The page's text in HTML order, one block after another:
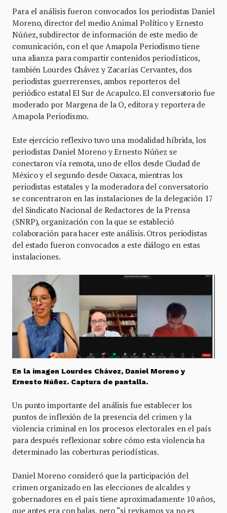
Para el análisis fueron convocados los periodistas Daniel
Moreno, director del medio Animal Político y Ernesto
Núñez, subdirector de información de este medio de
comunicación, con el que Amapola Periodismo tiene
una alianza para compartir contenidos periodísticos,
también Lourdes Chávez y Zacarías Cervantes, dos
periodistas guerrerenses, ambos reporteros del
periódico estatal El Sur de Acapulco. El conversatorio fue
moderado por Margena de la O, editora y reportera de
Amapola Periodismo.
Este ejercicio reflexivo tuvo una modalidad híbrida, los
periodistas Daniel Moreno y Ernesto Núñez se
conectaron vía remota, uno de ellos desde Ciudad de
México y el segundo desde Oaxaca, mientras los
periodistas estatales y la moderadora del conversatorio
se concentraron en las instalaciones de la delegación 17
del Sindicato Nacional de Redactores de la Prensa
(SNRP), organización con la que se estableció
colaboración para hacer este análisis. Otros periodistas
del estado fueron convocados a este diálogo en estas
instalaciones.
En la imagen Lourdes Chávez, Daniel Moreno y
Ernesto Núñez. Captura de pantalla.
Un punto importante del análisis fue establecer los
puntos de inflexión de la presencia del crimen y la
violencia criminal en los procesos electorales en el país
para después reflexionar sobre cómo esta violencia ha
determinado las coberturas periodísticas.
Daniel Moreno consideró que la participación del
crimen organizado en las elecciones de alcaldes y
gobernadores en el país tiene aproximadamente 10 años,
que antes era con balas, pero “si revisamos ya no es